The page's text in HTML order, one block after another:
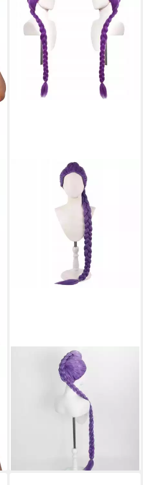
FESTIVALARTIKEL
Kostüm-Perücke RUMI
Hunters Cosplay Perücke
Anime Halloween Karneval
lieferbar - in 3-4 Werktagen bei dir